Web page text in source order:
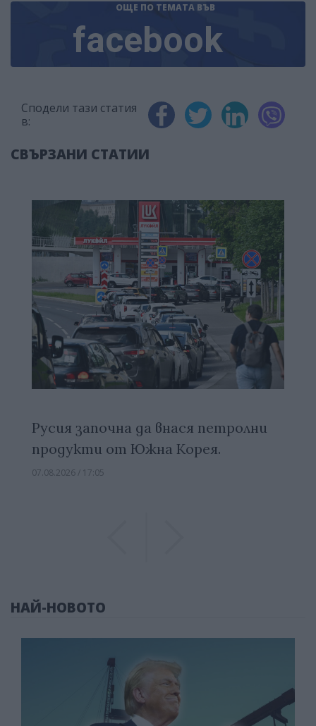
ОЩЕ ПО ТЕМАТА ВЪВ
facebook
Сподели тази статия
в:
СВЪРЗАНИ СТАТИИ
Русия започна да внася петролни
продукти от Южна Корея.
07.08.2026 / 17:05
НАЙ-НОВОТО